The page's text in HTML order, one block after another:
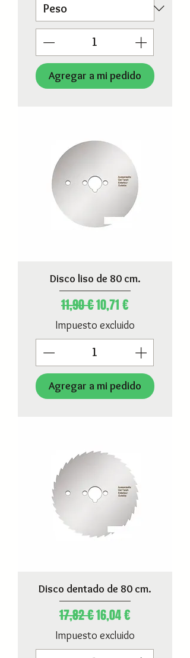
€
p
r
r
a
s
Agregar a mi pedido
Disco liso de 80 cm.
Precio
11,90 €Precio de oferta
10,71 €
Impuesto excluido
Agregar a mi pedido
Disco dentado de 80 cm.
Precio
17,82 €Precio de oferta
16,04 €
Impuesto excluido